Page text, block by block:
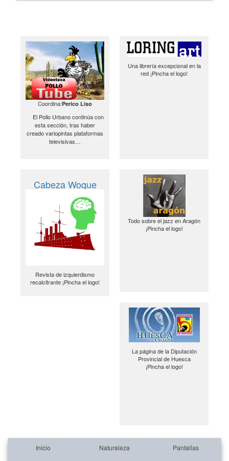
Coordina:Perico Liso
El Pollo Urbano continúa con
esta sección, tras haber
creado variopintas plataformas
televisivas…
Una librería excepcional en la
red ¡Pincha el logo!
Cabeza Woque
Revista de izquierdismo
recalcitrante ¡Pincha el logo!
Todo sobre el jazz en Aragón
¡Pincha el logo!
La página de la Diputación
Provincial de Huesca
¡Pincha el logo!
Inicio Naturaleza Pantallas